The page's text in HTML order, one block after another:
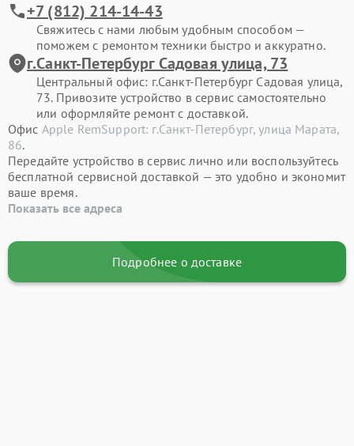
+7 (812) 214-14-43
Свяжитесь с нами любым удобным способом —
поможем с ремонтом техники быстро и аккуратно.
г.Санкт-Петербург Садовая улица, 73
Центральный офис: г.Санкт-Петербург Садовая улица,
73. Привозите устройство в сервис самостоятельно
или оформляйте ремонт с доставкой.
Офис Apple RemSupport: г.Санкт-Петербург, улица Марата,
86.
Передайте устройство в сервис лично или воспользуйтесь
бесплатной сервисной доставкой — это удобно и экономит
ваше время.
Показать все адреса
Подробнее о доставке